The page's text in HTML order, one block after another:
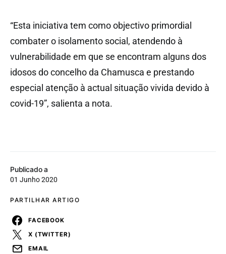
Publicado a
01 Junho 2020
PARTILHAR ARTIGO
FACEBOOK
X (TWITTER)
EMAIL
“Esta iniciativa tem como objectivo primordial
combater o isolamento social, atendendo à
vulnerabilidade em que se encontram alguns dos
idosos do concelho da Chamusca e prestando
especial atenção à actual situação vivida devido à
covid-19”, salienta a nota.